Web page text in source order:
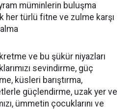
müminlerin buluşma
her türlü fitne ve zulme karşı
ve bu şükür niyazları
sevindirme, güç
küsleri barıştırma,
güçlendirme, uzak yer ve
ümmetin çocuklarını ve